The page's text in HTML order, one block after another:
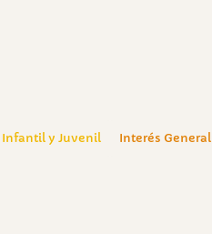
Infantil y Juvenil Interés General